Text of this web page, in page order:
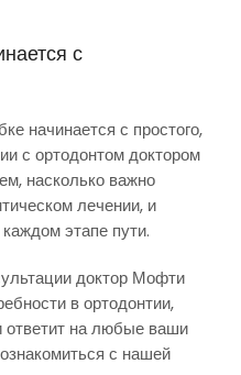
с
начинается с простого,
с ортодонтом доктором
насколько важно
лечении, и
этапе пути.
доктор Мофти
в ортодонтии,
ответит на любые ваши
с нашей